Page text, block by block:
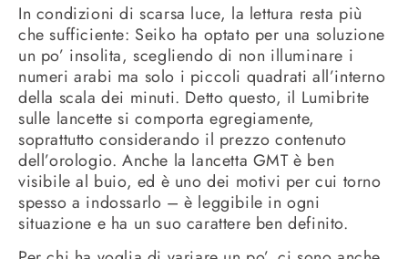
In condizioni di scarsa luce, la lettura resta più
che sufficiente: Seiko ha optato per una soluzione
un po’ insolita, scegliendo di non illuminare i
numeri arabi ma solo i piccoli quadrati all’interno
della scala dei minuti. Detto questo, il Lumibrite
sulle lancette si comporta egregiamente,
soprattutto considerando il prezzo contenuto
dell’orologio. Anche la lancetta GMT è ben
visibile al buio, ed è uno dei motivi per cui torno
spesso a indossarlo – è leggibile in ogni
situazione e ha un suo carattere ben definito.